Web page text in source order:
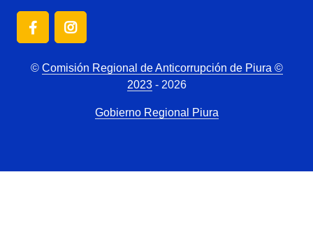
© Comisión Regional de Anticorrupción de Piura ©
2023- 2026
Gobierno Regional Piura